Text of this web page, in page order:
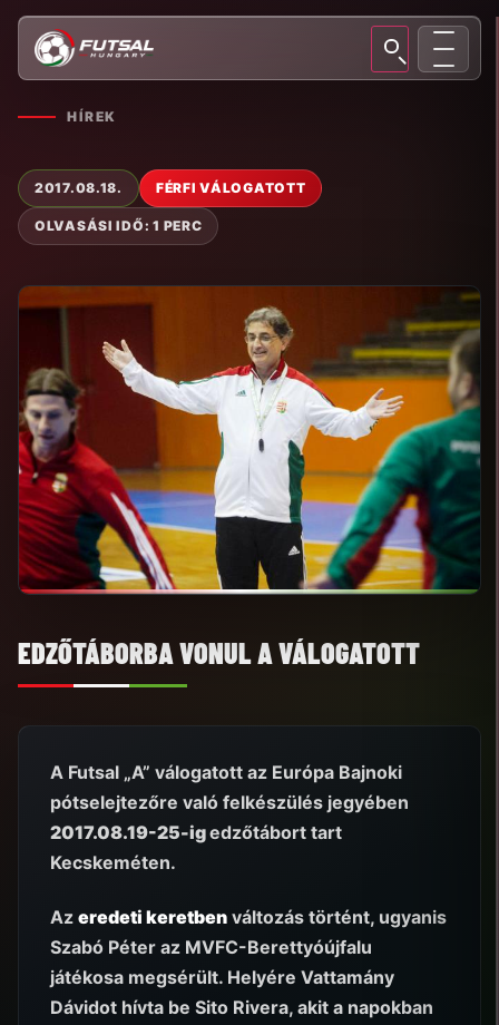
HÍREK
2017.08.18. FÉRFI VÁLOGATOTT
OLVASÁSI IDŐ: 1 PERC
EDZŐTÁBORBA VONUL A VÁLOGATOTT
A Futsal „A” válogatott az Európa Bajnoki
pótselejtezőre való felkészülés jegyében
2017.08.19-25-igedzőtábort tart
Kecskeméten.
Az eredeti keretben változás történt, ugyanis
Szabó Péter az MVFC-Berettyóújfalu
játékosa megsérült. Helyére Vattamány
Dávidot hívta be Sito Rivera, akit a napokban